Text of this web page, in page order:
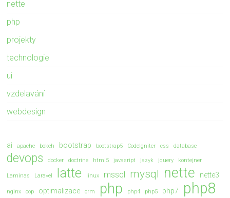
nette
php
projekty
technologie
ui
vzdelavání
webdesign
ai apache bokeh bootstrap bootstrap5 CodeIgniter css database
devops docker doctrine html5 javasript jazyk jquery kontejner
Laminas Laravel latte linux mssql mysql nette nette3
nginx oop optimalizace orm php php4 php5 php7 php8